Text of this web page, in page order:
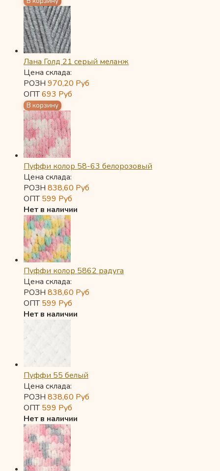
Лана Голд 21 серый меланж
Цена склада:
РОЗН 970,20 Руб
ОПТ693 Руб
Пуффи колор 58-63 белорозовый
Цена склада:
РОЗН 838,60 Руб
ОПТ599 Руб
Нет в наличии
Пуффи колор 5862 радуга
Цена склада:
РОЗН 838,60 Руб
ОПТ599 Руб
Нет в наличии
Пуффи 55 белый
Цена склада:
РОЗН 838,60 Руб
ОПТ599 Руб
Нет в наличии